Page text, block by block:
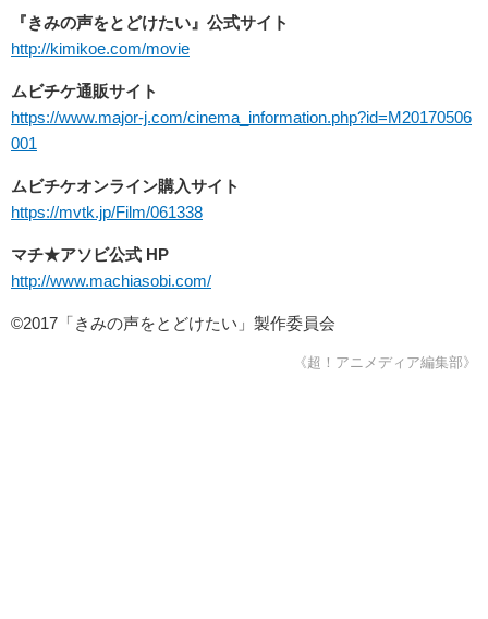
『きみの声をとどけたい』公式サイト
http://kimikoe.com/movie
ムビチケ通販サイト
https://www.major-j.com/cinema_information.php?id=M20170506
001
ムビチケオンライン購入サイト
https://mvtk.jp/Film/061338
マチ★アソビ公式 HP
http://www.machiasobi.com/
©2017「きみの声をとどけたい」製作委員会
《超！アニメディア編集部》